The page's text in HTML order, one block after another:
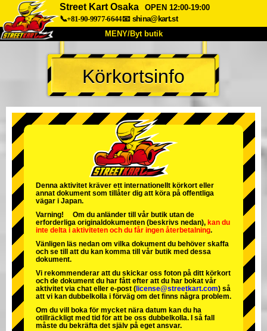
Street Kart Osaka
OPEN 12:00-19:00
📞+81-90-9977-6644📧 shina@kart.st
MENY/Byt butik
HEM
Om oss Specifikationer Pris
Företag Boka
Byt butik
Tokyo Shinagawa
Tokyo Akihabara#2
Tokyo Shibuya Annex Tokyo Bay
Tokyo Asakusa Osaka
Okinawa
Körkortsinfo
Denna aktivitet kräver ett internationellt körkort eller
annat dokument som tillåter dig att köra på offentliga
vägar i Japan.
Varning! Om du anländer till vår butik utan de
erforderliga originaldokumenten (beskrivs nedan), kan du
inte delta i aktiviteten och du får ingen återbetalning.
Vänligen läs nedan om vilka dokument du behöver skaffa
och se till att du kan komma till vår butik med dessa
dokument.
Vi rekommenderar att du skickar oss foton på ditt körkort
och de dokument du har fått efter att du har bokat vår
aktivitet via chat eller e-post ( license@streetkart.com) så
att vi kan dubbelkolla i förväg om det finns några problem.
Om du vill boka för mycket nära datum kan du ha
otillräckligt med tid för att be oss dubbelkolla. I så fall
måste du bekräfta det själv på eget ansvar.